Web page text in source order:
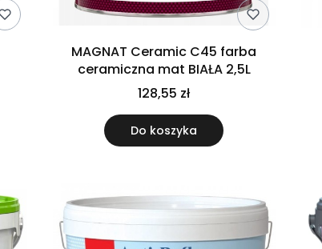
MAGNAT Ceramic C45 farba
ceramiczna mat BIAŁA 2,5L
128,55 zł
Do koszyka